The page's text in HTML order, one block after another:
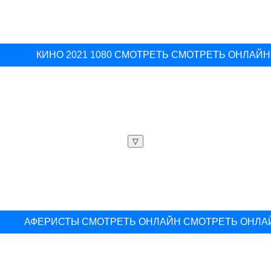
КИНО 2021 1080 СМОТРЕТЬ СМОТРЕТЬ ОНЛАЙН
▽
АФЕРИСТЫ СМОТРЕТЬ ОНЛАЙН СМОТРЕТЬ